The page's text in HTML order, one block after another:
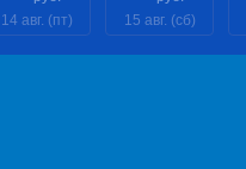
14 авг. (пт)
15 авг. (сб)